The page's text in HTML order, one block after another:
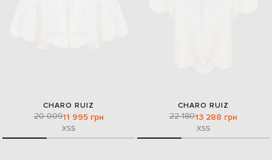
CHARO RUIZ
20 00911 995 грн
XSS
CHARO RUIZ
22 18013 288 грн
XSS